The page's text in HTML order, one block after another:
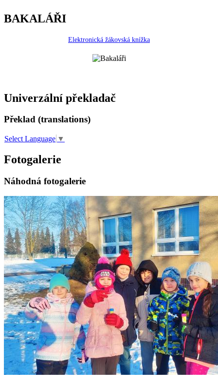
BAKALÁŘI
Elektronická žákovská knížka
Univerzální překladač
Překlad (translations)
Select Language ▼
Fotogalerie
Náhodná fotogalerie